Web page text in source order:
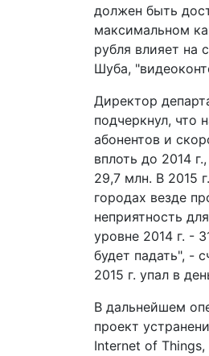
должен быть
максимальном
рубля влияет на
Шуба,
Директор
подчеркнул, что
абонентов и
вплоть до 2014
29,7 млн. В 2015
городах везде
неприятность
уровне 2014 г. -
будет падать", -
2015 г. упал в
В дальнейшем
проект
Internet of Things,